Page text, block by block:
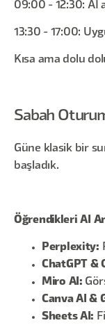
09:00 - 12:30: AI
13:30 - 17:00:
Kısa ama dolu
Sabah
Güne klasik bir
başladık.
Öğrendikleri AI
Perplexity:
ChatGPT &
Miro AI:
Canva AI &
Sheets AI: